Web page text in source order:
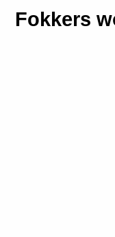
Fokkers